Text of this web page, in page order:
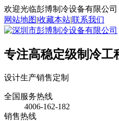
欢迎光临彭博制冷设备有限公司
网站地图|收藏本站|联系我们
专注高稳定级制冷工
设计生产销售定制
全国服务热线
4006-162-182
销售热线